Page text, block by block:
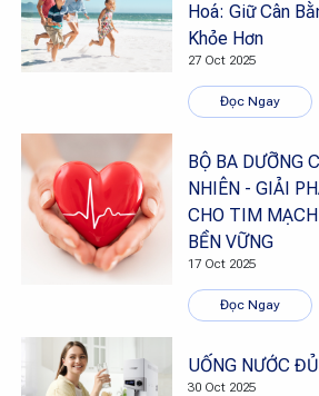
Hoá: Giữ Cân
Khỏe Hơn
27 Oct 2025
Đọc Ngay
BỘ BA DƯỠNG
NHIÊN - GIẢI
CHO TIM
BỀN VỮNG
17 Oct 2025
Đọc Ngay
UỐNG NƯỚC
30 Oct 2025